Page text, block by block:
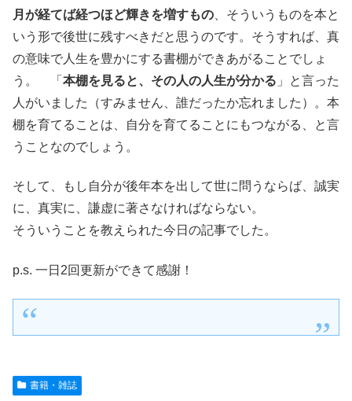
月が経てば経つほど輝きを増すもの 、そういうものを本と
いう形で後世に残すべきだと思うのです。そうすれば、真
の意味で人生を豊かにする書棚ができあがることでしょ
う。 「 本棚を見ると、その人の人生が分かる 」と言った
人がいました（すみません、誰だったか忘れました）。本
棚を育てることは、自分を育てることにもつながる、と言
うことなのでしょう。
そして、もし自分が後年本を出して世に問うならば、誠実
に、真実に、謙虚に著さなければならない。
そういうことを教えられた今日の記事でした。
p.s. 一日2回更新ができて感謝！
書籍・雑誌